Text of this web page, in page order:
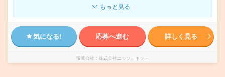
もっと見る
気になる! 応募へ進む 詳しく見る
派遣会社 株式会社ニッソーネット